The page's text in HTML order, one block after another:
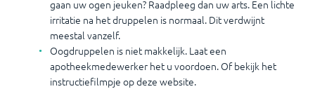
gaan uw ogen jeuken? Raadpleeg dan uw arts. Een lichte
irritatie na het druppelen is normaal. Dit verdwijnt
meestal vanzelf.
Oogdruppelen is niet makkelijk. Laat een
apotheekmedewerker het u voordoen. Of bekijk het
instructiefilmpje op deze website.